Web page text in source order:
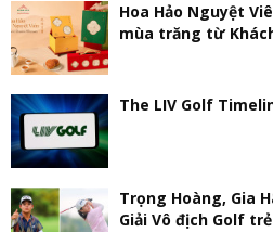
Hoa Hảo Nguyệt
mùa trăng từ
The LIV Golf
Trọng Hoàng, Gia
Giải Vô địch Golf